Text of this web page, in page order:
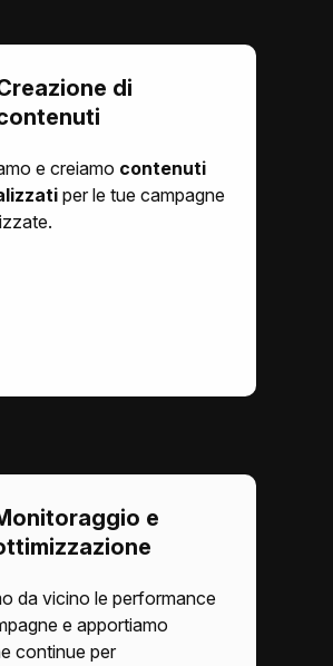
di
e creiamo contenuti
per le tue campagne
e
da vicino le performance
e apportiamo
continue per